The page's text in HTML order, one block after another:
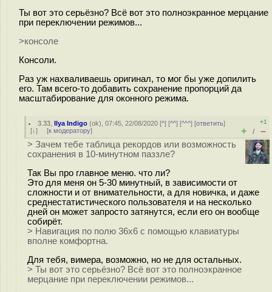
Ты вот это серьёзно? Всё вот это полноэкранное мерцание
при переключении режимов...
>консоле
Консоли.
Раз уж нахваливаешь оригинал, то мог бы уже допилить
его. Там всего-то добавить сохранение пропорций да
масштабирование для оконного режима.
3.33 ,Ilya Indigo (ok), 07:45, 22/08/2020 [^] [^^] [^^^] [ответить]
[↓] [к модератору]
+1
+ / –
> Зачем тебе таблица рекордов или возможность
сохранения в 10-минутном паззле?
Так Вы про главное меню. что ли?
Это для меня он 5-30 минутный, в зависимости от
сложности и от внимательности, а для новичка, и даже
среднестатистического пользователя и на несколько
дней он может запросто затянутся, если его он вообще
собирёт.
> Навигация по полю 36х6 с помощью клавиатуры
вполне комфортна.
Для тебя, вимера, возможно, но не для остальных.
> Ты вот это серьёзно? Всё вот это полноэкранное
мерцание при переключении режимов...